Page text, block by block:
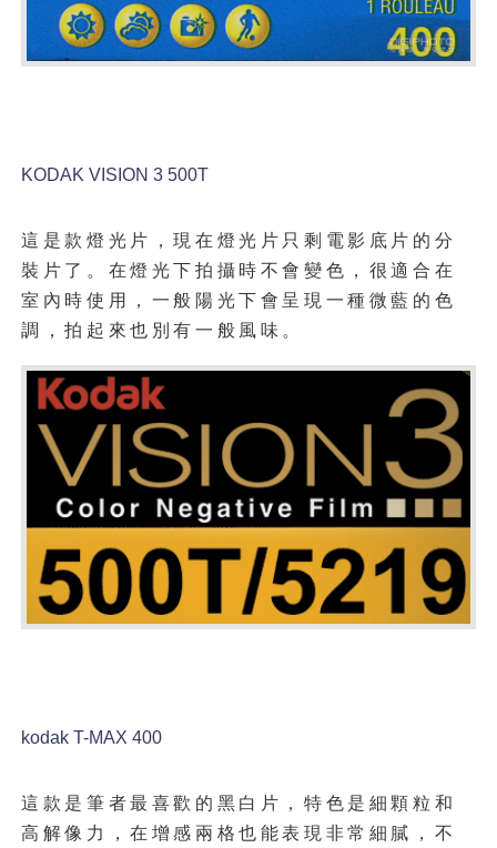
KODAK VISION 3 500T
這是款燈光片，現在燈光片只剩電影底片的分
裝片了。在燈光下拍攝時不會變色，很適合在
室內時使用，一般陽光下會呈現一種微藍的色
調，拍起來也別有一般風味。
kodak T-MAX 400
這款是筆者最喜歡的黑白片，特色是細顆粒和
高解像力，在增感兩格也能表現非常細膩，不